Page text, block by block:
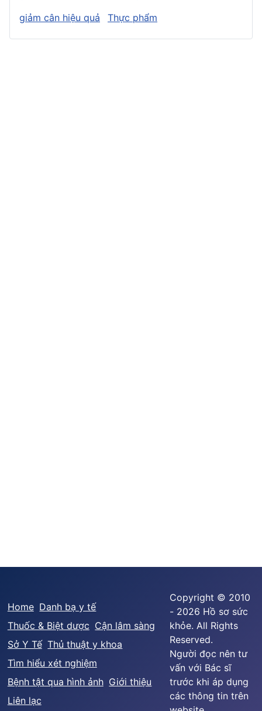
giảm cân hiệu quả
Thực phẩm
Home Danh bạ y tế
Thuốc & Biệt dược Cận lâm sàng
Sở Y Tế Thủ thuật y khoa
Tìm hiểu xét nghiệm
Bệnh tật qua hình ảnh Giới thiệu
Liên lạc
Copyright © 2010
- 2026 Hồ sơ sức
khỏe. All Rights
Reserved.
Người đọc nên tư
vấn với Bác sĩ
trước khi áp dụng
các thông tin trên